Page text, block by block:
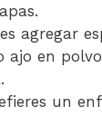
agregar
ajo en
un